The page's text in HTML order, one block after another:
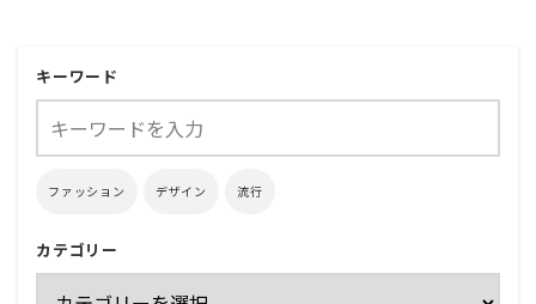
キーワード
ファッション デザイン 流行
カテゴリー